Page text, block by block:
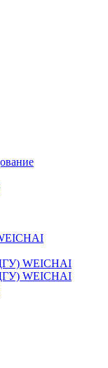
WEICHAI
WEICHAI